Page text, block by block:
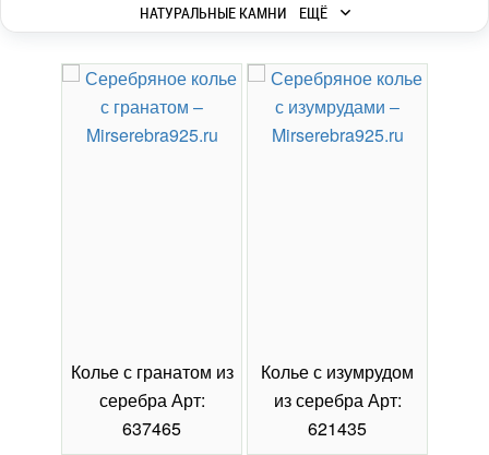
НАТУРАЛЬНЫЕ КАМНИ
ЕЩЁ
Колье с гранатом из
серебра Арт:
637465
Колье с изумрудом
из серебра Арт:
621435